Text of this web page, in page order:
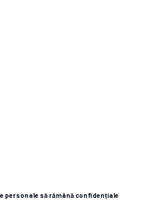
personale să rămână confidențiale